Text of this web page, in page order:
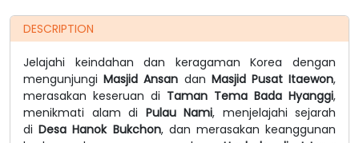
DESCRIPTION
Jelajahi keindahan dan keragaman Korea dengan
mengunjungiMasjid Ansan dan Masjid Pusat Itaewon,
merasakan keseruan di Taman Tema Bada Hyanggi,
menikmati alam di Pulau Nami, menjelajahi sejarah
diDesa Hanok Bukchon, dan merasakan keanggunan